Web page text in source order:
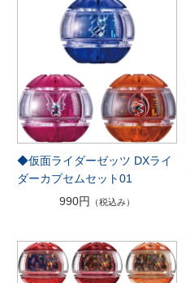
◆仮面ライダーゼッツ DXライ
ダーカプセムセット01
990円
（税込み）